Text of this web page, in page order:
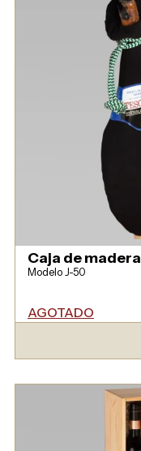
Caja de madera
Modelo J-50
AGOTADO